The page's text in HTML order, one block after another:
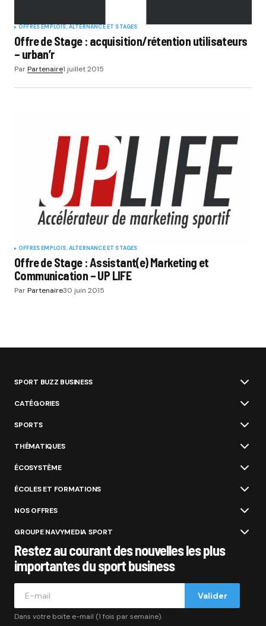
OFFRES EMPLOIS, ALTERNANCE ET STAGES
Offre de Stage : acquisition/rétention utilisateurs
– urban’r
ParPartenaire1 juillet 2015
OFFRES EMPLOIS, ALTERNANCE ET STAGES
Offre de Stage : Assistant(e) Marketing et
Communication – UP LIFE
ParPartenaire30 juin 2015
SPORT BUZZ BUSINESS
CATÉGORIES
SPORTS
THÉMATIQUES
ÉCOSYSTÈME
ÉCOLES ET FORMATIONS
NOS OFFRES
GROUPE NAVYMEDIA SPORT
Restez au courant des nouvelles les plus
importantes du sport business
Valider
Dans votre boite e-mail (1 fois par semaine).